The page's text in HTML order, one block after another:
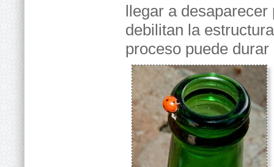
llegar a
debilitan la
proceso puede